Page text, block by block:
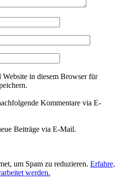
in diesem Browser für
Kommentare via E-
Beiträge via E-Mail.
um Spam zu reduzieren. Erfahre,
werden.